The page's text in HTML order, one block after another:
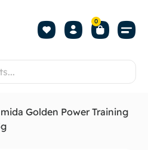
0
Golden Power Training